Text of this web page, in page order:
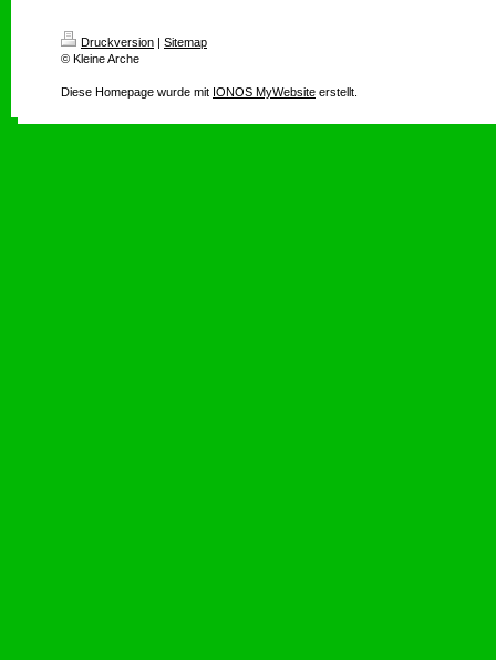
Druckversion | Sitemap
© Kleine Arche
Diese Homepage wurde mit IONOS MyWebsite erstellt.